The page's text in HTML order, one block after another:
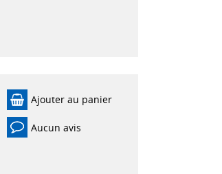
Ajouter au panier
Aucun avis